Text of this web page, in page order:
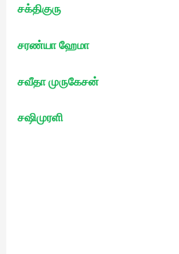
சக்திகுரு
சரண்யா ஹேமா
சவீதா முருகேசன்
சஷிமுரளி